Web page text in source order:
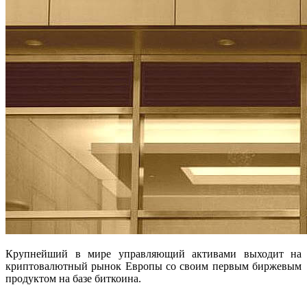
Крупнейший в мире управляющий активами выходит на
криптовалютный рынок Европы со своим первым биржевым
продуктом на базе биткоина.